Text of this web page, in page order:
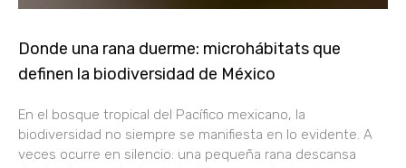
Donde una rana duerme: microhábitats que
definen la biodiversidad de México
En el bosque tropical del Pacífico mexicano, la
biodiversidad no siempre se manifiesta en lo evidente. A
veces ocurre en silencio: una pequeña rana descansa